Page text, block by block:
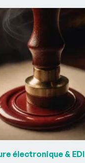
électronique & EDI